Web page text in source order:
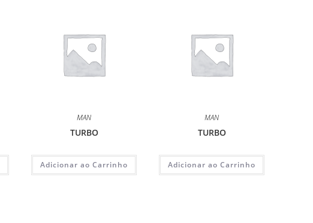
MAN
TURBO
Adicionar ao Carrinho
MAN
TURBO
Adicionar ao Carrinho